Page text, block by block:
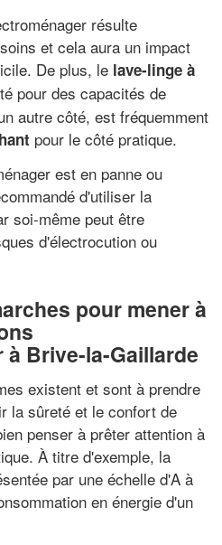
résulte
et cela aura un impact
De plus, le lave-linge à
pour des capacités de
autre côté, est fréquemment
pour le côté pratique.
est en panne ou
d'utiliser la
soi-même peut être
d'électrocution ou
pour mener à
Brive-la-Gaillarde
existent et sont à prendre
la sûreté et le confort de
penser à prêter attention à
À titre d'exemple, la
par une échelle d'A à
en énergie d'un